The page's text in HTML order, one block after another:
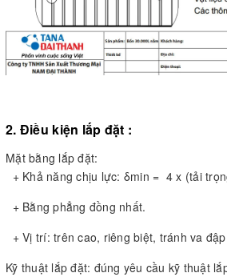
2. Điều kiện lắp đặt :
Mặt bằng lắp đặt:
+ Khả năng chịu lực: δmin = 4 x (tải
+ Bằng phẳng đồng nhất.
+ Vị trí: trên cao, riêng biệt, tránh va
Kỹ thuật lắp đặt: đúng yêu cầu kỹ thuật